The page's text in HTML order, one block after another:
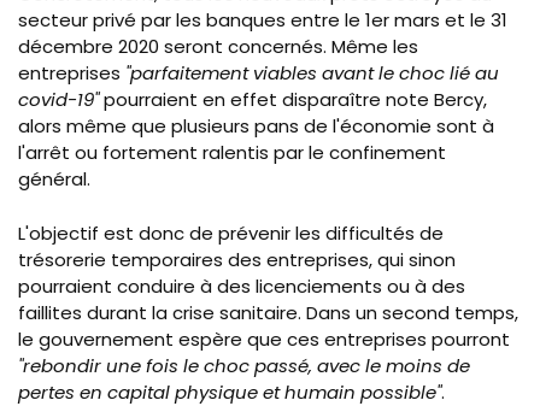
secteur privé par les banques entre le 1er mars et le 31
décembre 2020 seront concernés. Même les
entreprises "parfaitement viables avant le choc lié au
covid-19"pourraient en effet disparaître note Bercy,
alors même que plusieurs pans de l'économie sont à
l'arrêt ou fortement ralentis par le confinement
général.
L'objectif est donc de prévenir les difficultés de
trésorerie temporaires des entreprises, qui sinon
pourraient conduire à des licenciements ou à des
faillites durant la crise sanitaire. Dans un second temps,
le gouvernement espère que ces entreprises pourront
"rebondir une fois le choc passé, avec le moins de
pertes en capital physique et humain possible".